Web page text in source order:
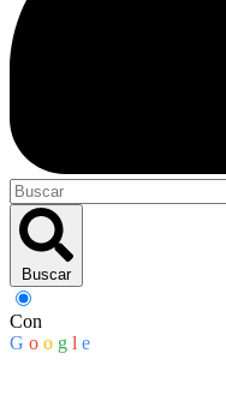
Buscar
Con
G o o g l e